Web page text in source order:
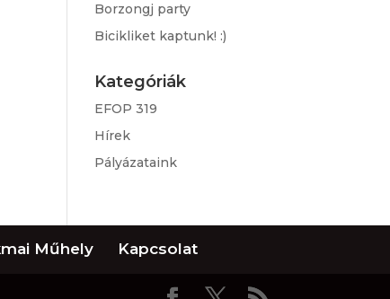
Borzongj party
Bicikliket kaptunk! :)
Kategóriák
EFOP 319
Hírek
Pályázataink
Műhely Kapcsolat